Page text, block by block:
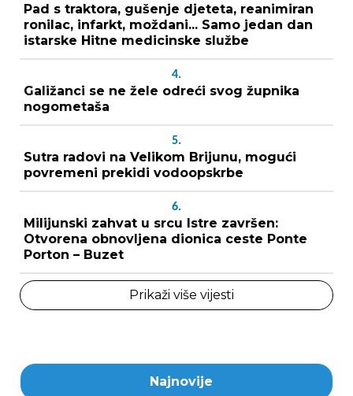
Pad s traktora, gušenje djeteta, reanimiran
ronilac, infarkt, moždani... Samo jedan dan
istarske Hitne medicinske službe
4.
Galižanci se ne žele odreći svog župnika
nogometaša
5.
Sutra radovi na Velikom Brijunu, mogući
povremeni prekidi vodoopskrbe
6.
Milijunski zahvat u srcu Istre završen:
Otvorena obnovljena dionica ceste Ponte
Porton – Buzet
Prikaži više vijesti
Najnovije